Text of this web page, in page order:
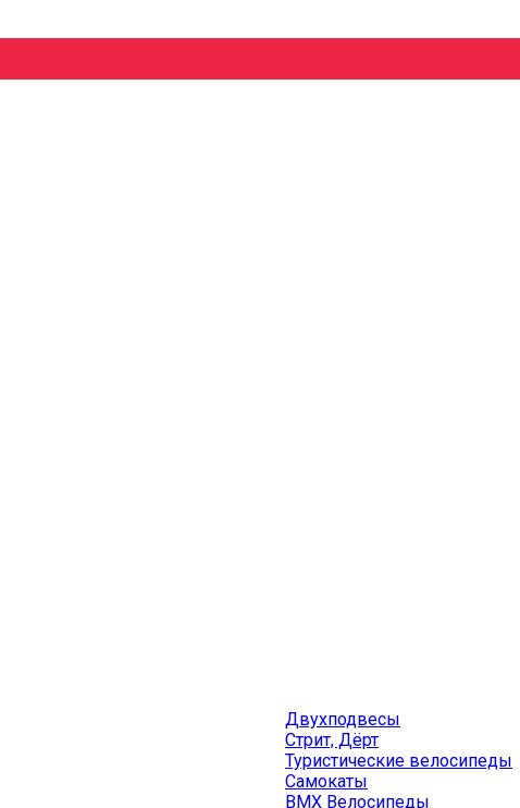
Двухподвесы
Стрит, Дёрт
Туристические велосипеды
Самокаты
BMX Велосипеды